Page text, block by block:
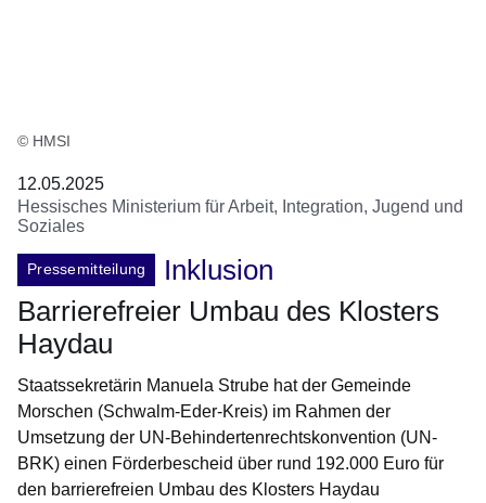
© HMSI
12.05.2025
Hessisches Ministerium für Arbeit, Integration, Jugend und
Soziales
Pressemitteilung
Inklusion
Barrierefreier Umbau des Klosters
Haydau
Staatssekretärin Manuela Strube hat der Gemeinde
Morschen (Schwalm-Eder-Kreis) im Rahmen der
Umsetzung der UN-Behindertenrechtskonvention (UN-
BRK) einen Förderbescheid über rund 192.000 Euro für
den barrierefreien Umbau des Klosters Haydau